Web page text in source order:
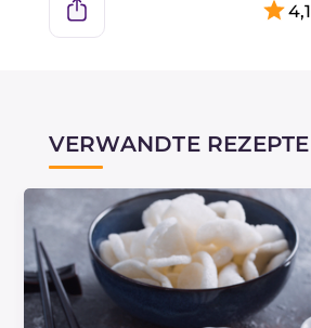
4,1
VERWANDTE REZEPTE